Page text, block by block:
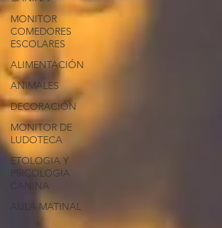
MONITOR
COMEDORES
ESCOLARES
ALIMENTACIÓN
ANIMALES
DECORACIÓN
MONITOR DE
LUDOTECA
ETOLOGIA Y
PSICOLOGIA
CANINA
AULA MATINAL